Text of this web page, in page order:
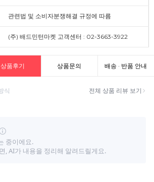
관련법 및 소비자분쟁해결 규정에 따름
(주) 배드민턴마켓 고객센터 : 02-3663-3922
상품후기 상품문의 배송 · 반품 안내